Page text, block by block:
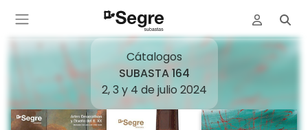
Cátalogos
SUBASTA 164
2, 3 y 4 de julio 2024